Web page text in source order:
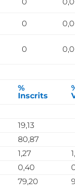
0
0
%
Inscrits
19,13
80,87
1,27
0,40
79,20